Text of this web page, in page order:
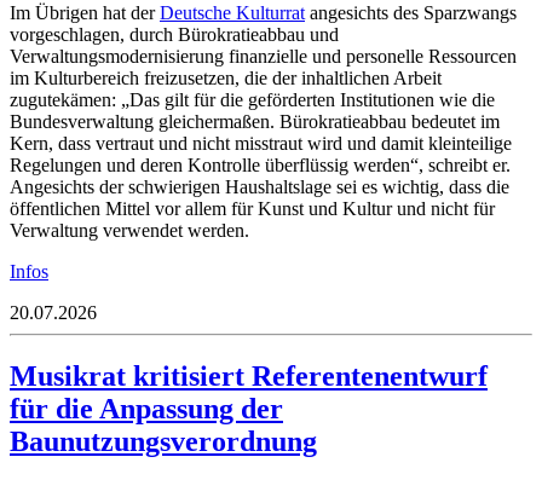
Im Übrigen hat derDeutsche Kulturrat angesichts des Sparzwangs
vorgeschlagen, durch Bürokratieabbau und
Verwaltungsmodernisierung finanzielle und personelle Ressourcen
im Kulturbereich freizusetzen, die der inhaltlichen Arbeit
zugutekämen: „Das gilt für die geförderten Institutionen wie die
Bundesverwaltung gleichermaßen. Bürokratieabbau bedeutet im
Kern, dass vertraut und nicht misstraut wird und damit kleinteilige
Regelungen und deren Kontrolle überflüssig werden“, schreibt er.
Angesichts der schwierigen Haushaltslage sei es wichtig, dass die
öffentlichen Mittel vor allem für Kunst und Kultur und nicht für
Verwaltung verwendet werden.
Infos
20.07.2026
Musikrat kritisiert Referentenentwurf
für die Anpassung der
Baunutzungsverordnung